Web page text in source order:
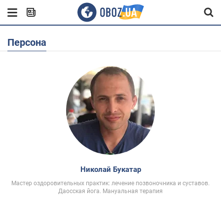
Персона
Николай Букатар
Мастер оздоровительных практик: лечение позвоночника и суставов.
Даосская йога. Мануальная терапия